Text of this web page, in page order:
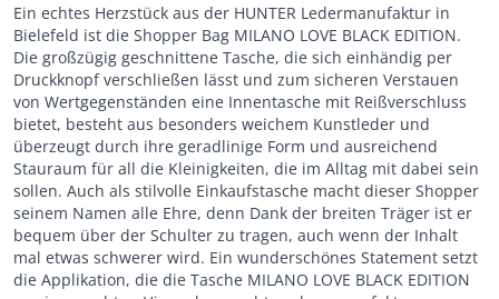
Ein echtes Herzstück aus der HUNTER Ledermanufaktur in
Bielefeld ist die Shopper Bag MILANO LOVE BLACK EDITION.
Die großzügig geschnittene Tasche, die sich einhändig per
Druckknopf verschließen lässt und zum sicheren Verstauen
von Wertgegenständen eine Innentasche mit Reißverschluss
bietet, besteht aus besonders weichem Kunstleder und
überzeugt durch ihre geradlinige Form und ausreichend
Stauraum für all die Kleinigkeiten, die im Alltag mit dabei sein
sollen. Auch als stilvolle Einkaufstasche macht dieser Shopper
seinem Namen alle Ehre, denn Dank der breiten Träger ist er
bequem über der Schulter zu tragen, auch wenn der Inhalt
mal etwas schwerer wird. Ein wunderschönes Statement setzt
die Applikation, die die Tasche MILANO LOVE BLACK EDITION